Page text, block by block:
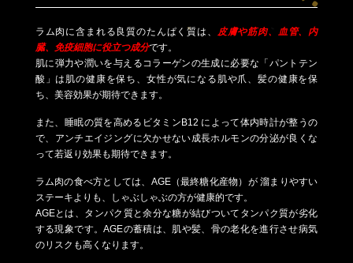
ラム肉に含まれる良質のたんぱく質は、
皮膚や筋肉、血管、内
臓、免疫細胞に役立つ成分です。
肌に弾力や潤いを与えるコラーゲンの生成に必要な「パントテン
酸」は肌の健康を保ち、女性が気になる肌や爪、髪の健康を保
ち、美容効果が期待できます。
また、睡眠の質を高めるビタミンB12 によって体内時計が整うの
で、アンチエイジングに欠かせない成長ホルモンの分泌が良くな
って若返り効果も期待できます。
ラム肉の食べ方としては、AGE（最終糖化産物）が 溜まりやすい
ステーキよりも、しゃぶしゃぶの方が健康的です。
AGEとは、タンパク質と余分な糖が結びついてタンパク質が劣化
する現象です。AGEの蓄積は、肌や髪、骨の老化を進行させ病気
のリスクも高くなります。